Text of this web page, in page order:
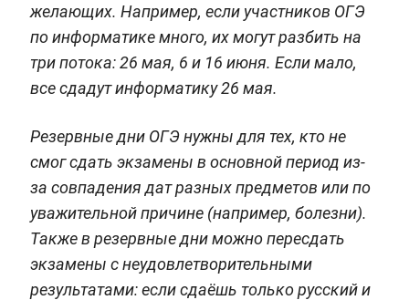
желающих. Например, если участников ОГЭ
по информатике много, их могут разбить на
три потока: 26 мая, 6 и 16 июня. Если мало,
все сдадут информатику 26 мая.
Резервные дни ОГЭ нужны для тех, кто не
смог сдать экзамены в основной период из-
за совпадения дат разных предметов или по
уважительной причине (например, болезни).
Также в резервные дни можно пересдать
экзамены с неудовлетворительными
результатами: если сдаёшь только русский и